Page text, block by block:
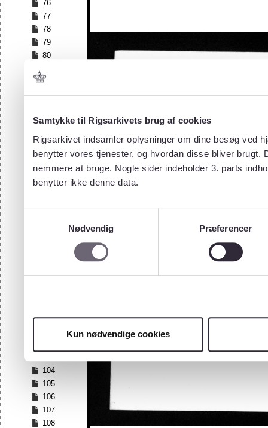
Samtykke til Rigsarkivets brug af cookies
Rigsarkivet indsamler oplysninger om dine besøg ved
benytter vores tjenester, og hvordan disse bliver
nemmere at bruge. Nogle sider indeholder 3. parts
benytter ikke denne data.
Nødvendig
Præferencer
Kun nødvendige cookies
76
77
78
79
80
82
83
85
87
88
89
90
97
100
104
105
106
107
108